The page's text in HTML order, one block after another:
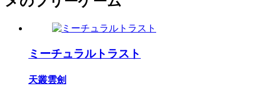
ミーチュラルトラスト
天叢雲劍